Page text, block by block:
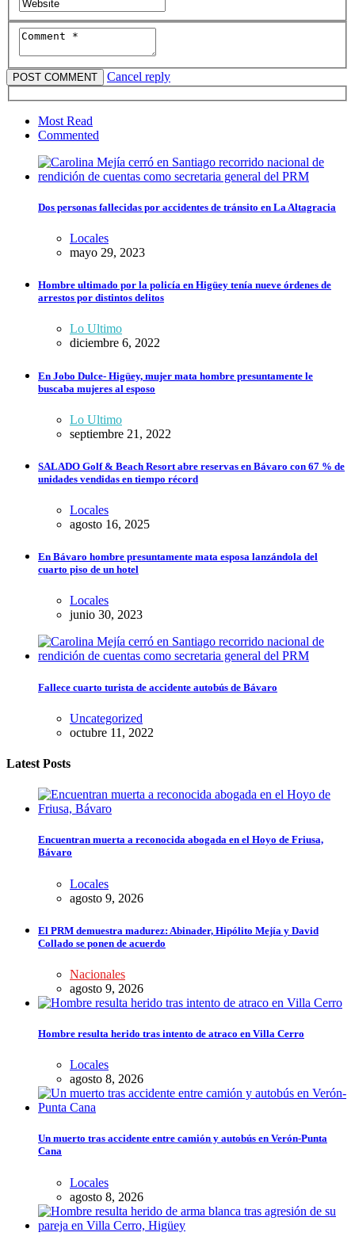
Cancel reply
Most Read
Commented
Dos personas fallecidas por accidentes de tránsito en La Altagracia
Locales
mayo 29, 2023
Hombre ultimado por la policía en Higüey tenía nueve órdenes de
arrestos por distintos delitos
Lo Ultimo
diciembre 6, 2022
En Jobo Dulce- Higüey, mujer mata hombre presuntamente le
buscaba mujeres al esposo
Lo Ultimo
septiembre 21, 2022
SALADO Golf & Beach Resort abre reservas en Bávaro con 67 % de
unidades vendidas en tiempo récord
Locales
agosto 16, 2025
En Bávaro hombre presuntamente mata esposa lanzándola del
cuarto piso de un hotel
Locales
junio 30, 2023
Fallece cuarto turista de accidente autobús de Bávaro
Uncategorized
octubre 11, 2022
Latest Posts
Encuentran muerta a reconocida abogada en el Hoyo de Friusa,
Bávaro
Locales
agosto 9, 2026
El PRM demuestra madurez: Abinader, Hipólito Mejía y David
Collado se ponen de acuerdo
Nacionales
agosto 9, 2026
Hombre resulta herido tras intento de atraco en Villa Cerro
Locales
agosto 8, 2026
Un muerto tras accidente entre camión y autobús en Verón-Punta
Cana
Locales
agosto 8, 2026